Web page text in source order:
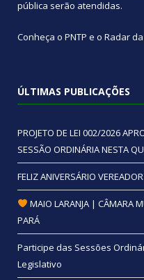
pública serão atendidas.
Conheça o PNTP e o Radar
ÚLTIMAS PUBLICAÇÕES
PROJETO DE LEI 002/2026
SESSÃO ORDINÁRIA NESTA
FELIZ ANIVERSÁRIO
MAIO LARANJA | CÂMARA
PARÁ
Participe das Sessões
Legislativo